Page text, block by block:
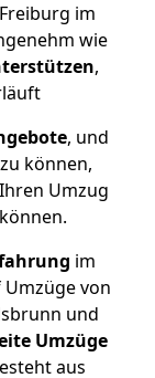
im
wie
,
, und
können,
Umzug
im
von
und
Umzüge
aus